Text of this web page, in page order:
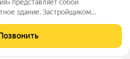
представляет собой
здание. Застройщиком
прилегающей
организацию детских игровых